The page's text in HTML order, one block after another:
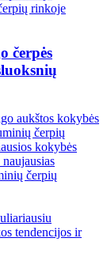
čerpės
aukštos kokybės
čerpių
kokybės
čerpių